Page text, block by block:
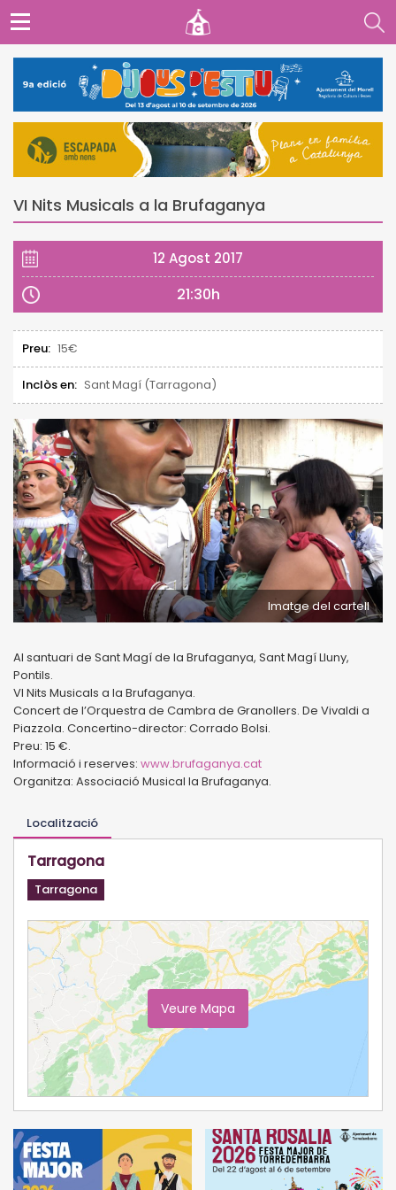
VI Nits Musicals a la Brufaganya
12 Agost 2017
21:30h
Preu: 15€
Inclòs en: Sant Magí (Tarragona)
Imatge del cartell
Al santuari de Sant Magí de la Brufaganya, Sant Magí Lluny,
Pontils.
VI Nits Musicals a la Brufaganya.
Concert de l’Orquestra de Cambra de Granollers. De Vivaldi a
Piazzola. Concertino-director: Corrado Bolsi.
Preu: 15 €.
Informació i reserves: www.brufaganya.cat
Organitza: Associació Musical la Brufaganya.
Localització
Tarragona
Tarragona
Veure Mapa